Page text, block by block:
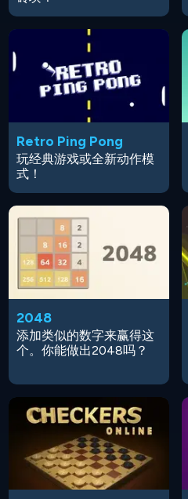
Retro Ping Pong
玩经典游戏或全新动作模
式！
2048
添加类似的数字来赢得这
个。你能做出2048吗？